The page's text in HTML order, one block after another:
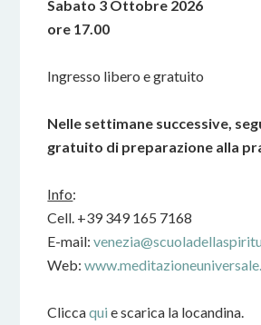
Sabato 3 Ottobre 2026
ore 17.00
Ingresso libero e gratuito
Nelle settimane successive,
gratuito di preparazione alla
Info:
Cell. +39 349 165 7168
E-mail:
Web:
Cliccaqui e scarica la locandina.